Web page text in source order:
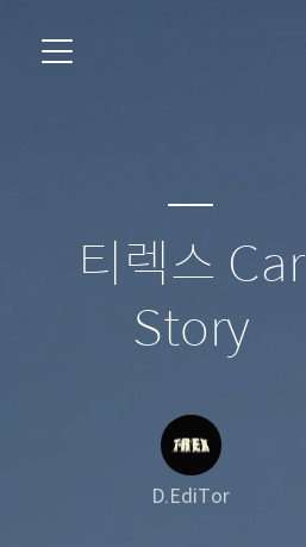
티렉스 Car
Story
D.EdiTor